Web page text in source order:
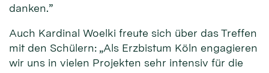
danken.”
Auch Kardinal Woelki freute sich über das Treffen
mit den Schülern: „Als Erzbistum Köln engagieren
wir uns in vielen Projekten sehr intensiv für die